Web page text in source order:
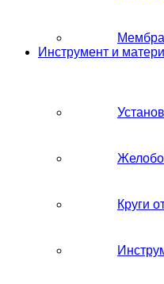
Инструмент и
Круги